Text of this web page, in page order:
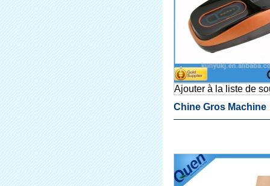
Ajouter à la liste de
Chine Gros Machine
Couvre Chaussures